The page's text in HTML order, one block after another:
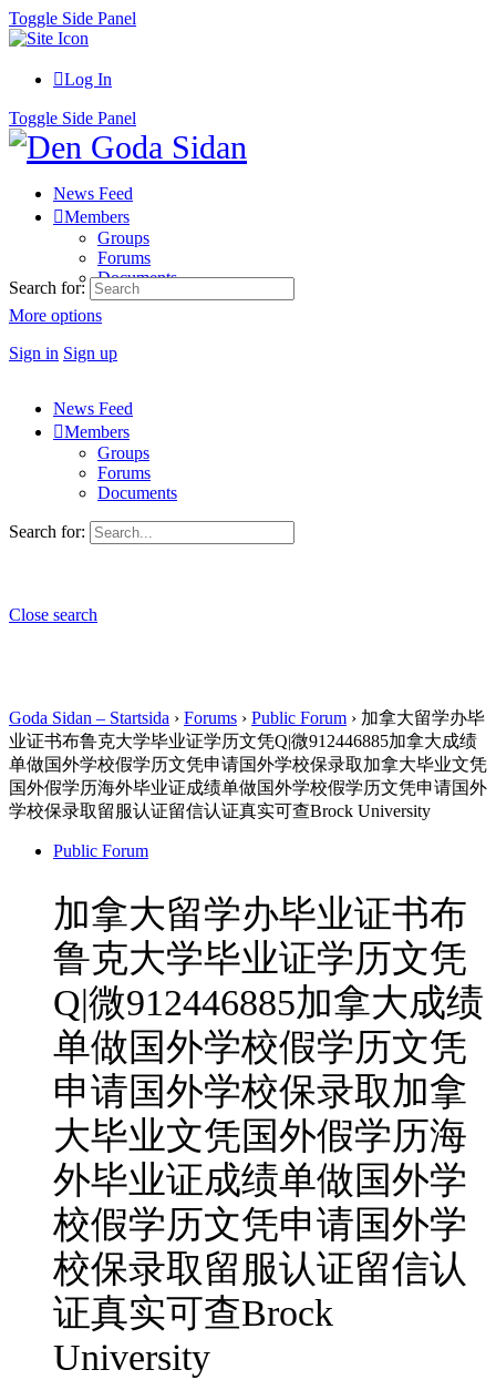
Toggle Side Panel
Log In
Toggle Side Panel
News Feed
Members
Groups
Forums
Documents
More options
Sign in Sign up
Search for:
News Feed
Members
Groups
Forums
Documents
Search for:
Close search
Goda Sidan – Startsida › Forums › Public Forum › 加拿大留学办毕
业证书布鲁克大学毕业证学历文凭Q|微912446885加拿大成绩
单做国外学校假学历文凭申请国外学校保录取加拿大毕业文凭
国外假学历海外毕业证成绩单做国外学校假学历文凭申请国外
学校保录取留服认证留信认证真实可查Brock University
Public Forum
加拿大留学办毕业证书布
鲁克大学毕业证学历文凭
Q|微912446885加拿大成绩
单做国外学校假学历文凭
申请国外学校保录取加拿
大毕业文凭国外假学历海
外毕业证成绩单做国外学
校假学历文凭申请国外学
校保录取留服认证留信认
证真实可查Brock
University